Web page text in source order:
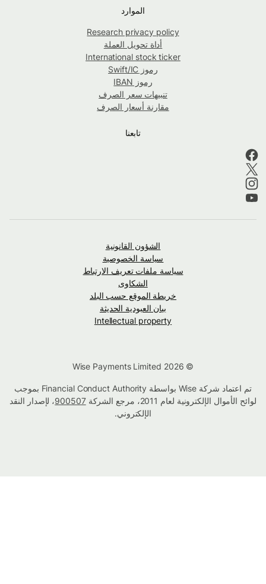
الموارد
Research privacy policy
أداة تحويل العملة
International stock ticker
رموز Swift/IC
رموز IBAN
تنبيهات سعر الصرف
مقارنة أسعار الصرف
تابعنا
الشؤون القانونية
سياسة الخصوصية
سياسة ملفات تعريف الارتباط
الشكاوى
خريطة الموقع حسب البلد
بيان العبودية الحديثة
Intellectual property
تم اعتماد شركة Wise بواسطة Financial Conduct Authority بموجب
لوائح الأموال الإلكترونية لعام 2011، مرجع الشركة
900507، لإصدار النقد
الإلكتروني.